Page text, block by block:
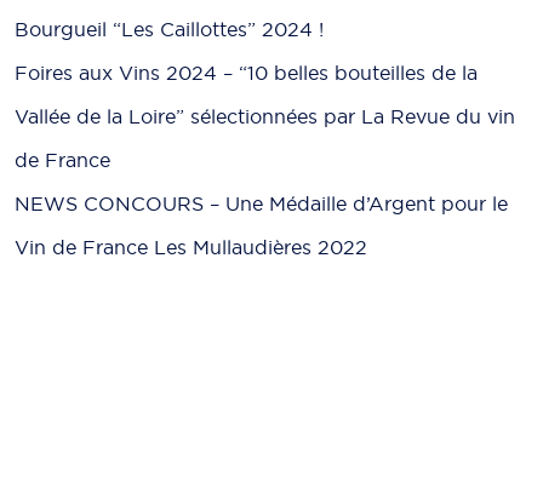
Bourgueil “Les Caillottes” 2024 !
Foires aux Vins 2024 – “10 belles bouteilles de la
Vallée de la Loire” sélectionnées par La Revue du vin
de France
NEWS CONCOURS – Une Médaille d’Argent pour le
Vin de France Les Mullaudières 2022